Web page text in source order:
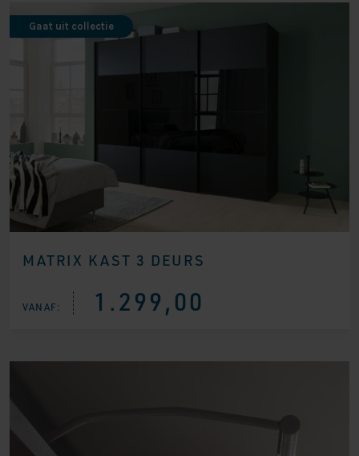
MATRIX KAST 3 DEURS
Gaat uit collectie
VANAF: 1.299,00